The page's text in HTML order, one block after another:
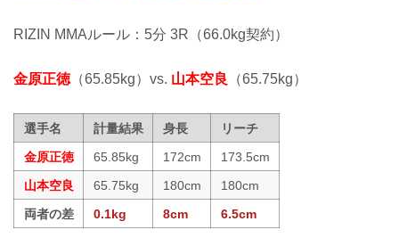
RIZIN MMAルール：5分 3R（66.0kg契約）
金原正徳（65.85kg）vs. 山本空良 （65.75kg）
選手名 計量結果 身長
リーチ
金原正徳
65.85kg 172cm
173.5cm
山本空良
65.75kg 180cm
180cm
両者の差
0.1kg 8cm 6.5cm